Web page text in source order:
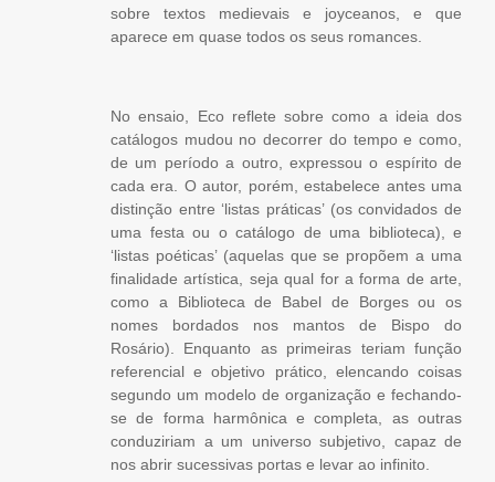
sobre textos medievais e joyceanos, e que
aparece em quase todos os seus romances.
No ensaio, Eco reflete sobre como a ideia dos
catálogos mudou no decorrer do tempo e como,
de um período a outro, expressou o espírito de
cada era. O autor, porém, estabelece antes uma
distinção entre ‘listas práticas’ (os convidados de
uma festa ou o catálogo de uma biblioteca), e
‘listas poéticas’ (aquelas que se propõem a uma
finalidade artística, seja qual for a forma de arte,
como a Biblioteca de Babel de Borges ou os
nomes bordados nos mantos de Bispo do
Rosário). Enquanto as primeiras teriam função
referencial e objetivo prático, elencando coisas
segundo um modelo de organização e fechando-
se de forma harmônica e completa, as outras
conduziriam a um universo subjetivo, capaz de
nos abrir sucessivas portas e levar ao infinito.